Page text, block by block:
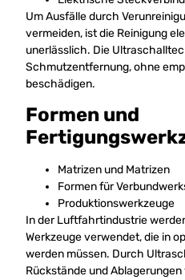
Um Ausfälle durch
vermeiden, ist die Reinigung
unerlässlich. Die
Schmutzentfernung, ohne
beschädigen.
Formen und
Matrizen und Matrizen
Formen für
Produktionswerkzeuge
In der Luftfahrtindustrie
Werkzeuge verwendet, die in
werden müssen. Durch
Rückstände und